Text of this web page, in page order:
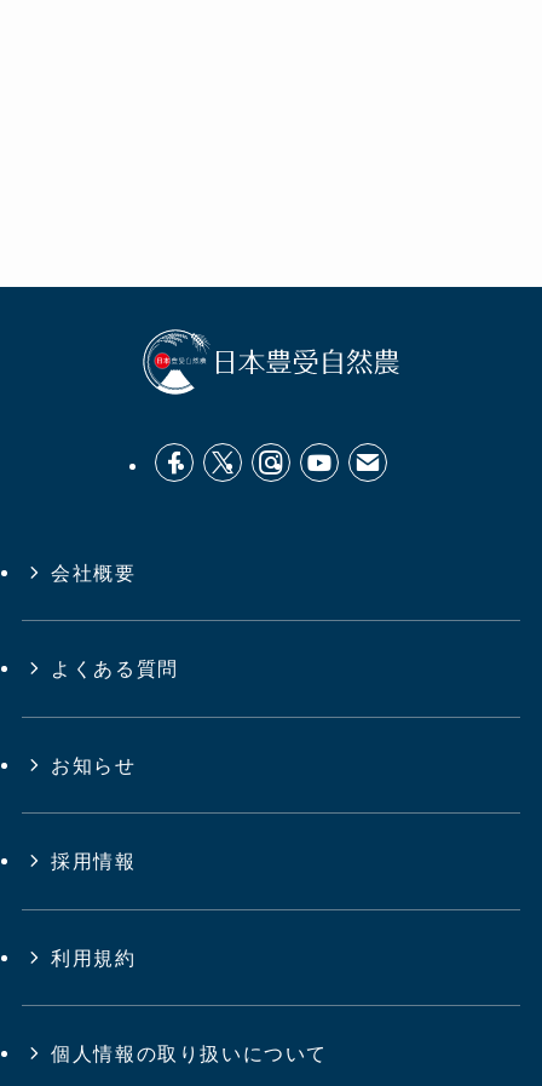
会社概要
よくある質問
お知らせ
採用情報
利用規約
個人情報の取り扱いについて